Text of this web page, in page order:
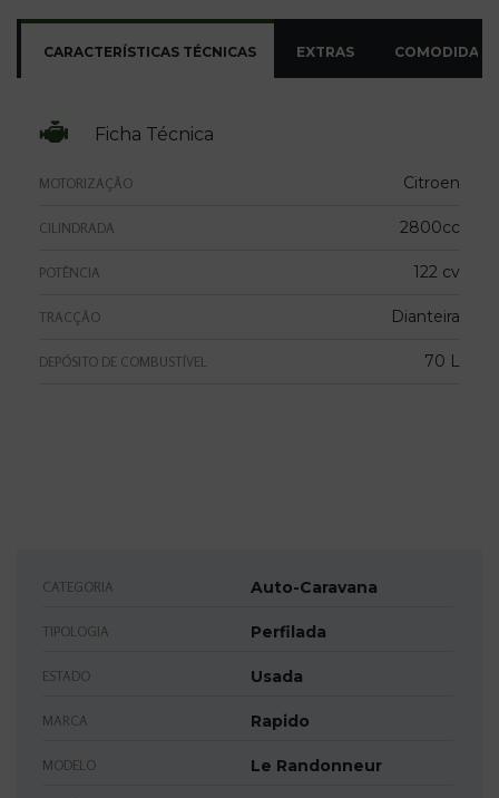
CARACTERÍSTICAS TÉCNICAS EXTRAS
Ficha Técnica
MOTORIZAÇÃO Citroen
CILINDRADA 2800cc
POTÊNCIA 122 cv
TRACÇÃO Dianteira
DEPÓSITO DE COMBUSTÍVEL 70 L
CATEGORIA Auto-Caravana
TIPOLOGIA Perfilada
ESTADO Usada
MARCA Rapido
MODELO Le Randonneur